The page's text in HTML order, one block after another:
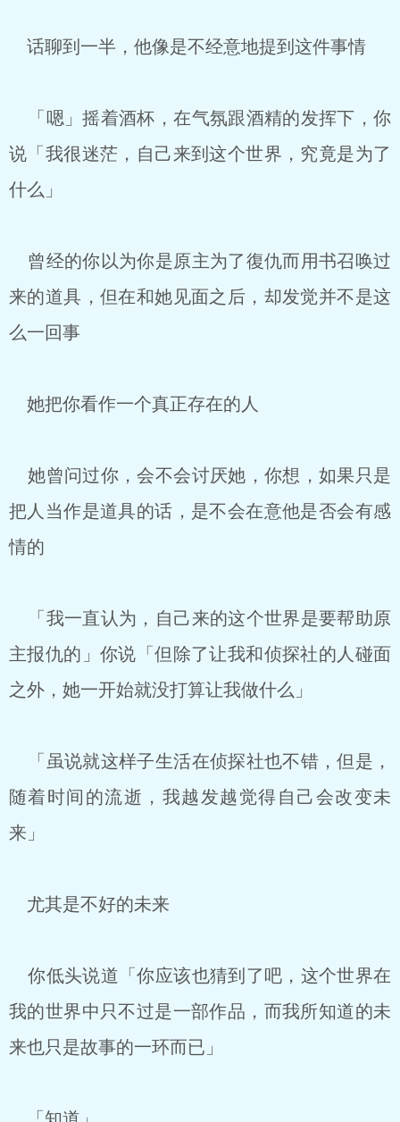
话聊到一半，他像是不经意地提到这件事情
「嗯」摇着酒杯，在气氛跟酒精的发挥下，你
说「我很迷茫，自己来到这个世界，究竟是为了
什么」
曾经的你以为你是原主为了復仇而用书召唤过
来的道具，但在和她见面之后，却发觉并不是这
么一回事
她把你看作一个真正存在的人
她曾问过你，会不会讨厌她，你想，如果只是
把人当作是道具的话，是不会在意他是否会有感
情的
「我一直认为，自己来的这个世界是要帮助原
主报仇的」你说「但除了让我和侦探社的人碰面
之外，她一开始就没打算让我做什么」
「虽说就这样子生活在侦探社也不错，但是，
随着时间的流逝，我越发越觉得自己会改变未
来」
尤其是不好的未来
你低头说道「你应该也猜到了吧，这个世界在
我的世界中只不过是一部作品，而我所知道的未
来也只是故事的一环而已」